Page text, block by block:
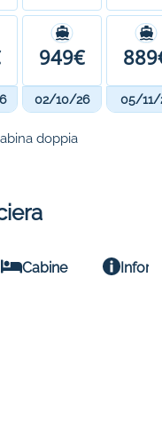
949€
02/10/26 05/11/
doppia
Cabine